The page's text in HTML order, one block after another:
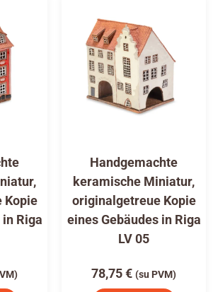
Kopie
Riga
Handgemachte
keramische Miniatur,
originalgetreue Kopie
eines Gebäudes in Riga
LV 05
78,75€ (su PVM)